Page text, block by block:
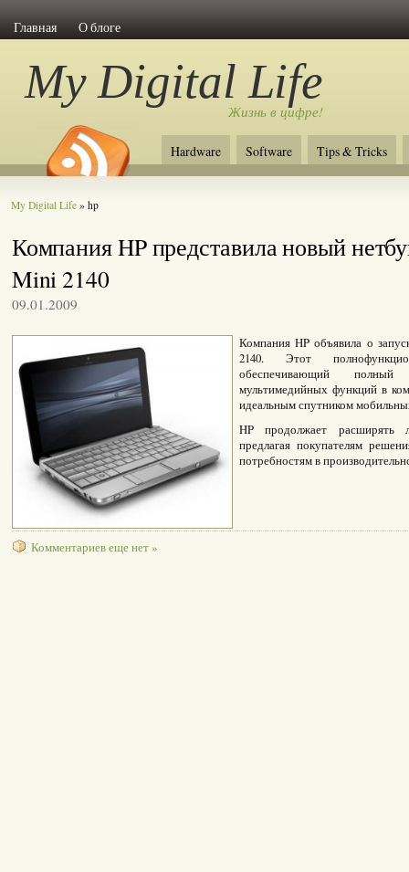
Главная О блоге
My Digital Life
Жизнь в цифре!
Hardware Software Tips & Tricks
My Digital Life » hp
Компания HP представила новый
Mini 2140
09.01.2009
Компания HP объявила о
2140. Этот
обеспечивающий
мультимедийных функций в
идеальным спутником
HP продолжает расширять
предлагая покупателям
потребностям в
Комментариев еще нет »